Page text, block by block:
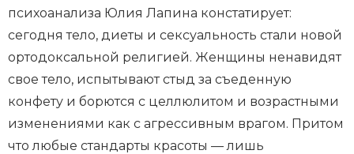
психоанализа Юлия Лапина констатирует:
сегодня тело, диеты и сексуальность стали новой
ортодоксальной религией. Женщины ненавидят
свое тело, испытывают стыд за съеденную
конфету и борются с целлюлитом и возрастными
изменениями как с агрессивным врагом. Притом
что любые стандарты красоты — лишь